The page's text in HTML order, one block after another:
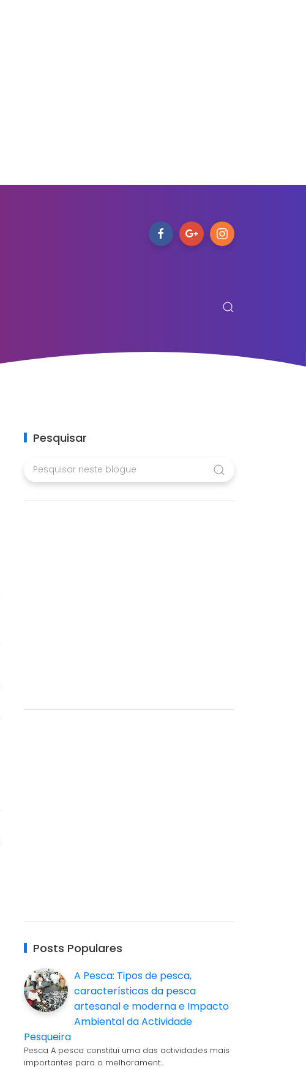
Pesquisar
Posts Populares
A Pesca: Tipos de pesca,
características da pesca
artesanal e moderna e Impacto
Ambiental da Actividade
Pesqueira
Pesca A pesca constitui uma das actividades mais
importantes para o melhorament…